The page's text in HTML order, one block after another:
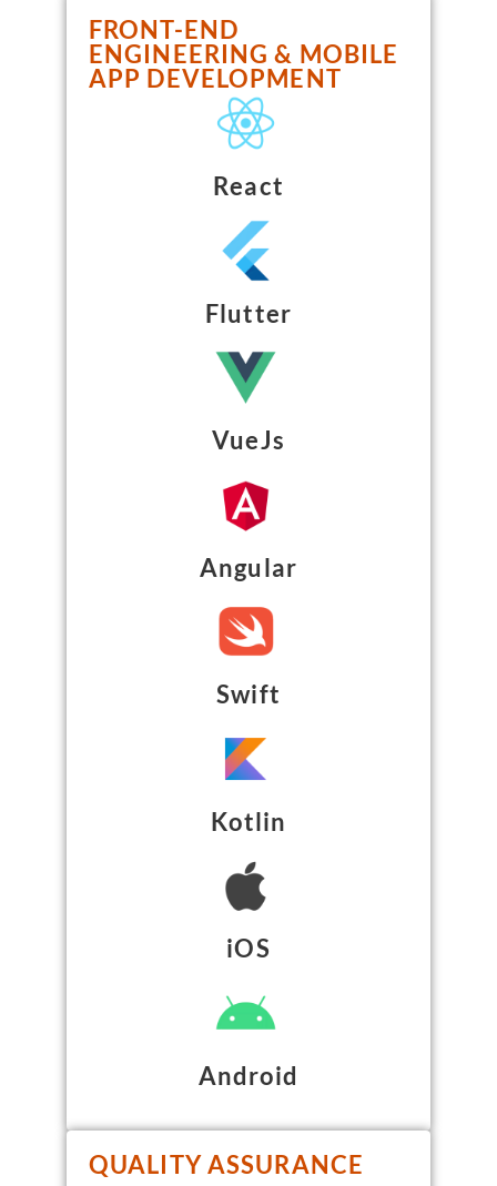
FRONT-END
ENGINEERING & MOBILE
APP DEVELOPMENT
React
Flutter
VueJs
Angular
Swift
Kotlin
iOS
Android
QUALITY ASSURANCE